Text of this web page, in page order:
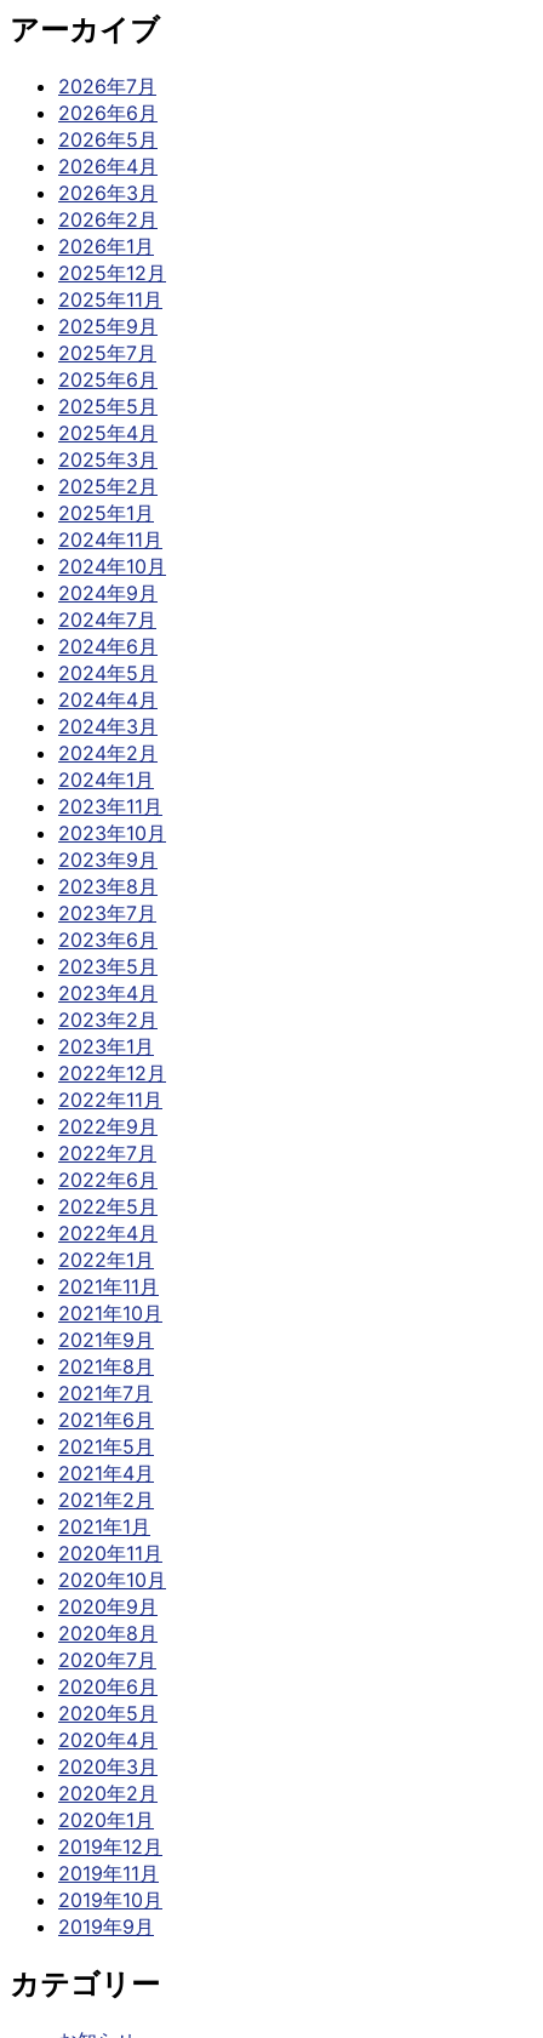
アーカイブ
2026年7月
2026年6月
2026年5月
2026年4月
2026年3月
2026年2月
2026年1月
2025年12月
2025年11月
2025年9月
2025年7月
2025年6月
2025年5月
2025年4月
2025年3月
2025年2月
2025年1月
2024年11月
2024年10月
2024年9月
2024年7月
2024年6月
2024年5月
2024年4月
2024年3月
2024年2月
2024年1月
2023年11月
2023年10月
2023年9月
2023年8月
2023年7月
2023年6月
2023年5月
2023年4月
2023年2月
2023年1月
2022年12月
2022年11月
2022年9月
2022年7月
2022年6月
2022年5月
2022年4月
2022年1月
2021年11月
2021年10月
2021年9月
2021年8月
2021年7月
2021年6月
2021年5月
2021年4月
2021年2月
2021年1月
2020年11月
2020年10月
2020年9月
2020年8月
2020年7月
2020年6月
2020年5月
2020年4月
2020年3月
2020年2月
2020年1月
2019年12月
2019年11月
2019年10月
2019年9月
カテゴリー